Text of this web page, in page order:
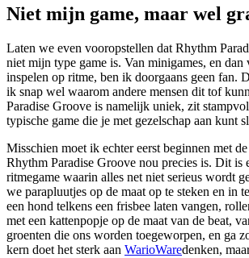
Niet mijn game, maar wel
Laten we even vooropstellen dat Rhythm
niet mijn type game is. Van minigames, en dan
inspelen op ritme, ben ik doorgaans geen fan.
ik snap wel waarom andere mensen dit tof
Paradise Groove is namelijk uniek, zit
typische game die je met gezelschap aan kunt
Misschien moet ik echter eerst beginnen met
Rhythm Paradise Groove nou precies is. Dit is
ritmegame waarin alles net niet serieus wordt
we parapluutjes op de maat op te steken en in
een hond telkens een frisbee laten vangen,
met een kattenpopje op de maat van de beat,
groenten die ons worden toegeworpen, en ga
kern doet het sterk aan WarioWaredenken,